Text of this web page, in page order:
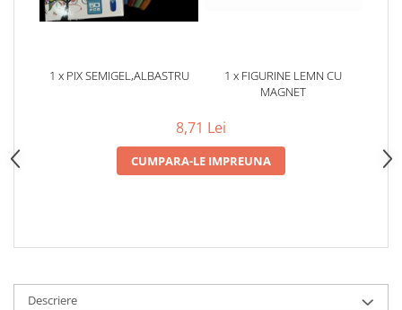
1 x PIX SEMIGEL,ALBASTRU
1 x FIGURINE LEMN CU
MAGNET
8,71 Lei
CUMPARA-LE IMPREUNA
Descriere